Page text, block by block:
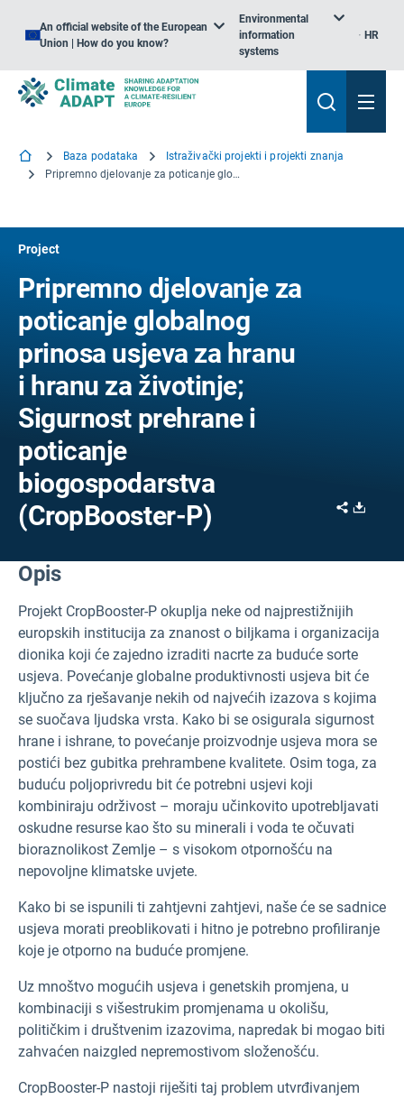
An official website of the European
Union | How do you know?
Environmental
information
systems
HR
Baza podataka
Istraživački projekti i projekti znanja
Pripremno djelovanje za poticanje globalnog prinosa usjeva za hranu i hranu za životinje; Sigurnost prehrane i poticanje biogospodarstva
Project
Pripremno djelovanje za
poticanje globalnog
prinosa usjeva za hranu
i hranu za životinje;
Sigurnost prehrane i
poticanje
biogospodarstva
(CropBooster-P)
Share
Opis
Projekt CropBooster-P okuplja neke od najprestižnijih
europskih institucija za znanost o biljkama i organizacija
dionika koji će zajedno izraditi nacrte za buduće sorte
usjeva. Povećanje globalne produktivnosti usjeva bit će
ključno za rješavanje nekih od najvećih izazova s kojima
se suočava ljudska vrsta. Kako bi se osigurala sigurnost
hrane i ishrane, to povećanje proizvodnje usjeva mora se
postići bez gubitka prehrambene kvalitete. Osim toga, za
buduću poljoprivredu bit će potrebni usjevi koji
kombiniraju održivost – moraju učinkovito upotrebljavati
oskudne resurse kao što su minerali i voda te očuvati
bioraznolikost Zemlje – s visokom otpornošću na
nepovoljne klimatske uvjete.
Kako bi se ispunili ti zahtjevni zahtjevi, naše će se sadnice
usjeva morati preoblikovati i hitno je potrebno profiliranje
koje je otporno na buduće promjene.
Uz mnoštvo mogućih usjeva i genetskih promjena, u
kombinaciji s višestrukim promjenama u okolišu,
političkim i društvenim izazovima, napredak bi mogao biti
zahvaćen naizgled nepremostivom složenošću.
CropBooster-P nastoji riješiti taj problem utvrđivanjem